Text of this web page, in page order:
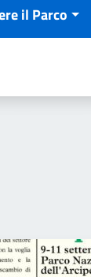
il Parco